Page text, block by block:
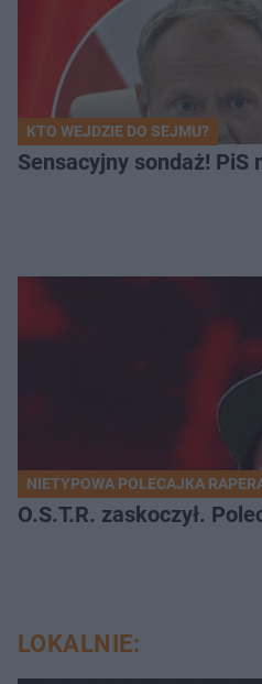
KTO WEJDZIE DO SEJMU?
Sensacyjny sondaż!
NIETYPOWA POLECAJKA
O.S.T.R. zaskoczył.
LOKALNIE: